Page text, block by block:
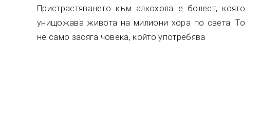
Пристрастяването към алкохола е болест, която
унищожава живота на милиони хора по света. То
не само засяга човека, който употребява